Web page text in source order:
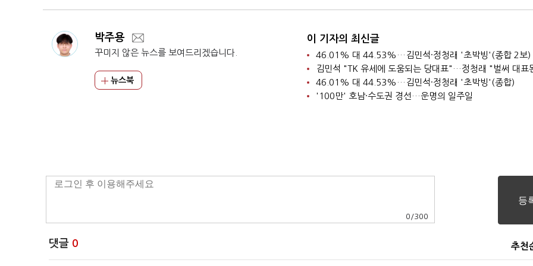
박주용
꾸미지 않은 뉴스를 보여드리겠습니다.
뉴스북
이 기자의 최신글
46.01% 대 44.53%…김민석·정청래 '초박빙'(종합 2보)
46.01% 대 44.53%…김민석·정청래 '초박빙'(종합)
'100만' 호남·수도권 경선…운명의 일주일
0 /300
댓글 0 추천